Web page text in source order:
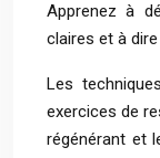
Apprenez à
claires et à
Les
exercices de
régénérant et